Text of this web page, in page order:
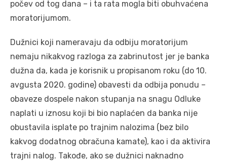
počev od tog dana – i ta rata mogla biti obuhvaćena
moratorijumom.
Dužnici koji nameravaju da odbiju moratorijum
nemaju nikakvog razloga za zabrinutost jer je banka
dužna da, kada je korisnik u propisanom roku (do 10.
avgusta 2020. godine) obavesti da odbija ponudu –
obaveze dospele nakon stupanja na snagu Odluke
naplati u iznosu koji bi bio naplaćen da banka nije
obustavila isplate po trajnim nalozima (bez bilo
kakvog dodatnog obračuna kamate), kao i da aktivira
trajni nalog. Takođe, ako se dužnici naknadno